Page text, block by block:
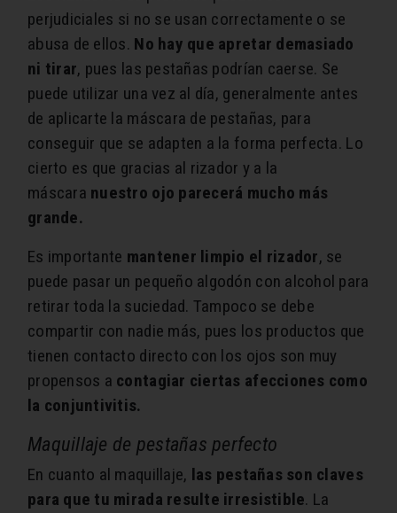
perjudiciales si no se usan correctamente o se
abusa de ellos. No hay que apretar demasiado
ni tirar, pues las pestañas podrían caerse. Se
puede utilizar una vez al día, generalmente antes
de aplicarte la máscara de pestañas, para
conseguir que se adapten a la forma perfecta. Lo
cierto es que gracias al rizador y a la
máscara nuestro ojo parecerá mucho más
grande.
Es importante mantener limpio el rizador, se
puede pasar un pequeño algodón con alcohol para
retirar toda la suciedad. Tampoco se debe
compartir con nadie más, pues los productos que
tienen contacto directo con los ojos son muy
propensos a contagiar ciertas afecciones como
la conjuntivitis.
Maquillaje de pestañas perfecto
En cuanto al maquillaje, las pestañas son claves
para que tu mirada resulte irresistible. La